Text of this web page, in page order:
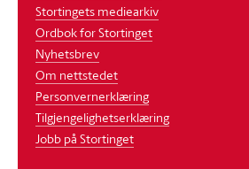
Stortingets mediearkiv
Ordbok for Stortinget
Nyhetsbrev
Om nettstedet
Personvernerklæring
Tilgjengelighetserklæring
Jobb på Stortinget